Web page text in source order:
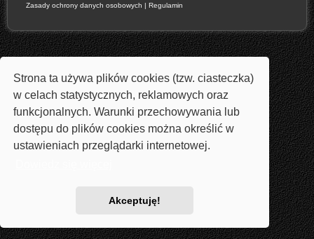
Strona ta używa plików cookies (tzw. ciasteczka)
w celach statystycznych, reklamowych oraz
funkcjonalnych. Warunki przechowywania lub
dostępu do plików cookies można określić w
ustawieniach przeglądarki internetowej.
Akceptuję!
Zasady ochrony danych osobowych | Regulamin